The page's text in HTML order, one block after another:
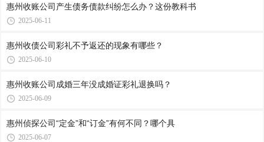
惠州收账公司​产生债务债款纠纷怎么办？这份教科书
2025-06-11
惠州收债公司​彩礼不予返还的现象有哪些？
2025-06-10
惠州收账公司​成婚三年没成婚证彩礼退换吗？
2025-06-09
惠州侦探公司​“定金”和“订金”有何不同？哪个具
2025-06-07